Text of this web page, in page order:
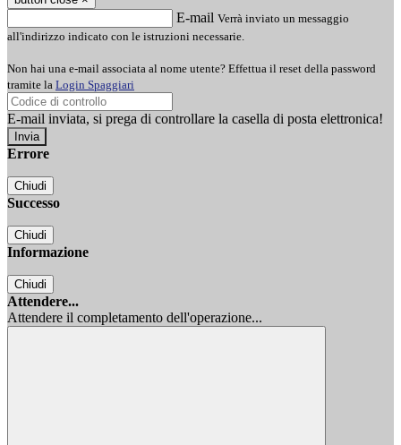
E-mail Verrà inviato un messaggio
all'indirizzo indicato con le istruzioni necessarie.
Non hai una e-mail associata al nome utente? Effettua il reset della password
tramite la Login Spaggiari
E-mail inviata, si prega di controllare la casella di posta elettronica!
Errore
Chiudi
Successo
Chiudi
Informazione
Chiudi
Attendere...
Attendere il completamento dell'operazione...